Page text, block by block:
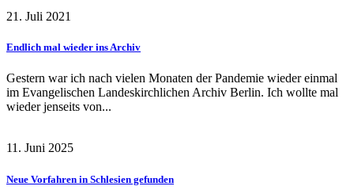
21. Juli 2021
Endlich mal wieder ins Archiv
Gestern war ich nach vielen Monaten der Pandemie wieder einmal
im Evangelischen Landeskirchlichen Archiv Berlin. Ich wollte mal
wieder jenseits von...
11. Juni 2025
Neue Vorfahren in Schlesien gefunden